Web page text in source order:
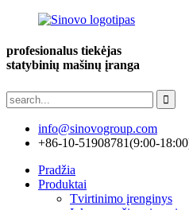
profesionalus tiekėjas
statybinių mašinų įranga
info@sinovogroup.com
+86-10-51908781(9:00-
Pradžia
Produktai
Tvirtinimo įrenginys